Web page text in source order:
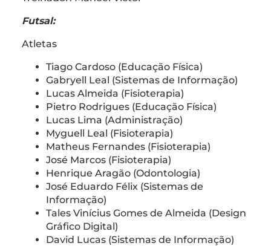
Futsal:
Atletas
Tiago Cardoso (Educação Física)
Gabryell Leal (Sistemas de Informação)
Lucas Almeida (Fisioterapia)
Pietro Rodrigues (Educação Física)
Lucas Lima (Administração)
Myguell Leal (Fisioterapia)
Matheus Fernandes (Fisioterapia)
José Marcos (Fisioterapia)
Henrique Aragão (Odontologia)
José Eduardo Félix (Sistemas de
Informação)
Tales Vinícius Gomes de Almeida (Design
Gráfico Digital)
David Lucas (Sistemas de Informação)